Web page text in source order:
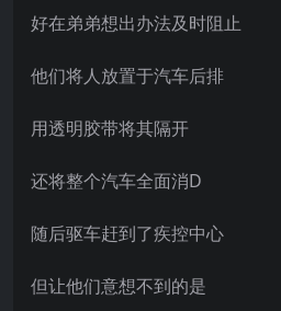
好在弟弟想出办法及时阻止
他们将人放置于汽车后排
用透明胶带将其隔开
还将整个汽车全面消D
随后驱车赶到了疾控中心
但让他们意想不到的是